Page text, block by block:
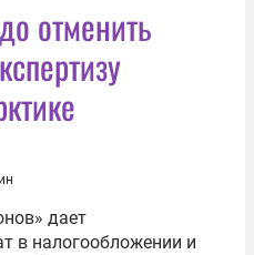
отменить
дает
в налогообложении и